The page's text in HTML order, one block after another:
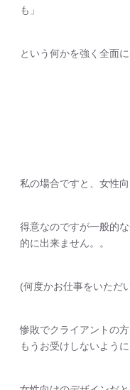
も」
という何かを強く全面
私の場合ですと、女性
得意なのですが一般的
的に出来ません。。
(何度かお仕事をいただ
惨敗でクライアントの
もうお受けしないよう